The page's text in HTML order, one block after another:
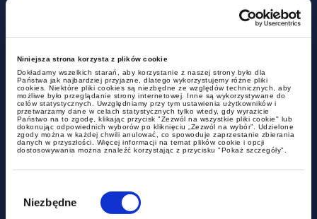
Niniejsza strona korzysta z plików cookie
Dokładamy wszelkich starań, aby korzystanie z naszej strony było dla
Państwa jak najbardziej przyjazne, dlatego wykorzystujemy różne pliki
cookies. Niektóre pliki cookies są niezbędne ze względów technicznych, aby
możliwe było przeglądanie strony internetowej. Inne są wykorzystywane do
celów statystycznych. Uwzględniamy przy tym ustawienia użytkowników i
przetwarzamy dane w celach statystycznych tylko wtedy, gdy wyrazicie
Państwo na to zgodę, klikając przycisk "Zezwól na wszystkie pliki cookie" lub
dokonując odpowiednich wyborów po kliknięciu „Zezwól na wybór”. Udzielone
zgody można w każdej chwili anulować, co spowoduje zaprzestanie zbierania
danych w przyszłości. Więcej informacji na temat plików cookie i opcji
dostosowywania można znaleźć korzystając z przycisku "Pokaż szczegóły".
zgody
Niezbędne
legal alerts
Lubricating oil ‘returns’ to
another warehouse? – without
excise duty suspension